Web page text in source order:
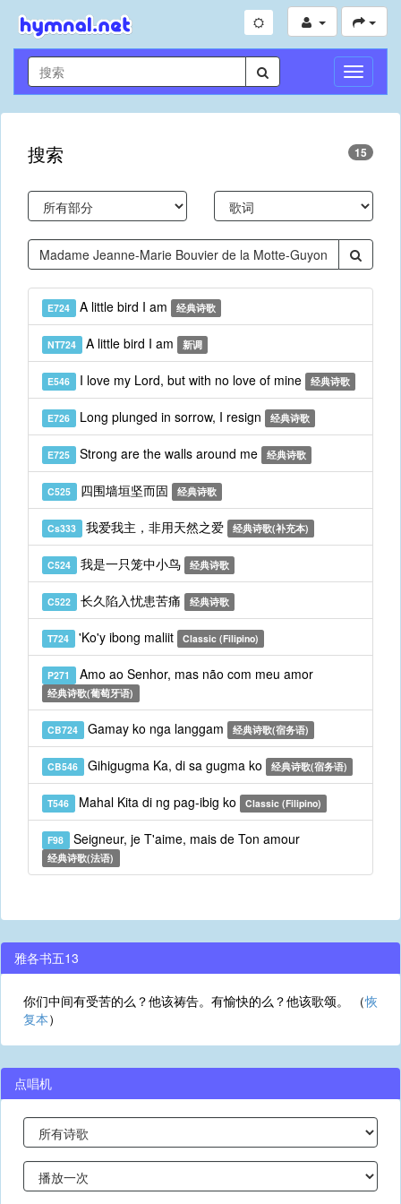
切
换
导
搜索 15
E724 A little bird I am 经典诗歌
NT724 A little bird I am 新调
E546 I love my Lord, but with no love of mine 经典诗歌
E726 Long plunged in sorrow, I resign 经典诗歌
E725 Strong are the walls around me 经典诗歌
C525 四围墙垣坚而固 经典诗歌
Cs333 我爱我主，非用天然之爱 经典诗歌(补充本)
C524 我是一只笼中小鸟 经典诗歌
C522 长久陷入忧患苦痛 经典诗歌
T724 'Ko'y ibong maliit Classic (Filipino)
P271 Amo ao Senhor, mas não com meu amor
经典诗歌(葡萄牙语)
CB724 Gamay ko nga langgam 经典诗歌(宿务语)
CB546 Gihigugma Ka, di sa gugma ko 经典诗歌(宿务语)
T546 Mahal Kita di ng pag-ibig ko Classic (Filipino)
F98 Seigneur, je T'aime, mais de Ton amour
经典诗歌(法语)
雅各书五13
你们中间有受苦的么？他该祷告。有愉快的么？他该歌颂。 （恢
复本）
点唱机